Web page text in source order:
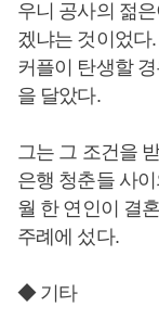
우니 공사의 젊
겠냐는 것이었다
커플이 탄생할
을 달았다.
그는 그 조건을
은행 청춘들 사
월 한 연인이 결
주례에 섰다.
◆ 기타